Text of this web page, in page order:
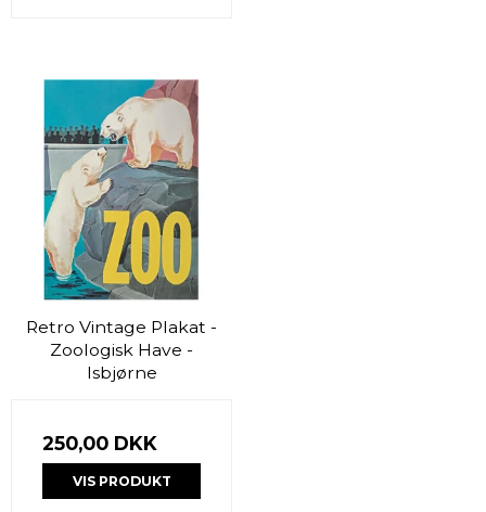
Retro Vintage Plakat -
Zoologisk Have -
Isbjørne
250,00 DKK
VIS PRODUKT